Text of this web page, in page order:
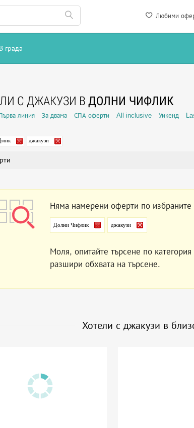
Любими
В града
С ДЖАКУЗИ В ДОЛНИ ЧИФЛИК
линия За двама СПА оферти All inclusive Уикенд
джакузи
Няма намерени оферти по избраните
Долни Чифлик джакузи
Моля, опитайте търсене по
разшири обхвата на търсене.
Хотели с джакузи в